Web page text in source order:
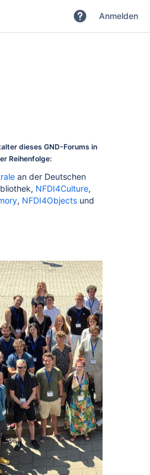
Anmelden
dieses GND-Forums in
Reihenfolge:
an der Deutschen
NFDI4Culture,
, NFDI4Objects und